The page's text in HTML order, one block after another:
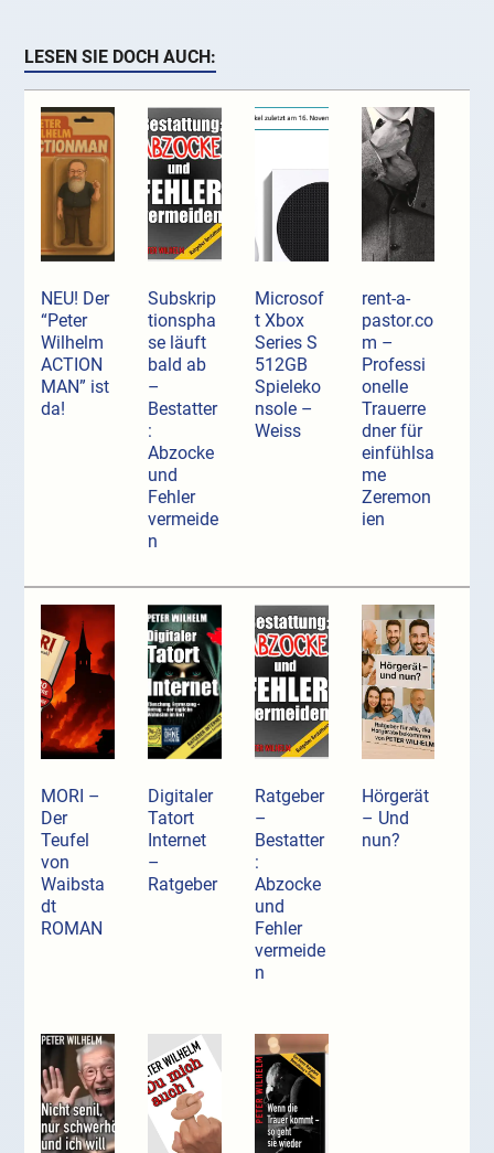
LESEN SIE DOCH AUCH:
NEU! Der
“Peter
Wilhelm
ACTION
MAN” ist
da!
Subskrip
tionspha
se läuft
bald ab
–
Bestatter
:
Abzocke
und
Fehler
vermeide
n
Microsof
t Xbox
Series S
512GB
Spieleko
nsole –
Weiss
rent-a-
pastor.co
m –
Professi
onelle
Trauerre
dner für
einfühlsa
me
Zeremon
ien
MORI –
Der
Teufel
von
Waibsta
dt
ROMAN
Digitaler
Tatort
Internet
–
Ratgeber
Ratgeber
–
Bestatter
:
Abzocke
und
Fehler
vermeide
n
Hörgerät
– Und
nun?